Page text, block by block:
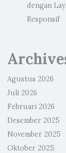
dengan
Responsif
Agustus 2026
Juli 2026
Februari 2026
Desember 2025
November 2025
Oktober 2025